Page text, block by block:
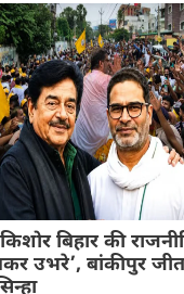
किशोर बिहार की
उभरे’, बांकीपुर